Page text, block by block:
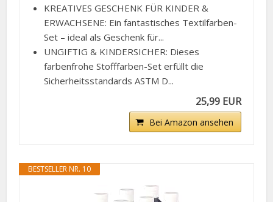
KREATIVES GESCHENK FÜR KINDER &
ERWACHSENE: Ein fantastisches Textilfarben-
Set – ideal als Geschenk für...
UNGIFTIG & KINDERSICHER: Dieses
farbenfrohe Stofffarben-Set erfüllt die
Sicherheitsstandards ASTM D...
25,99 EUR
Bei Amazon ansehen
BESTSELLER NR. 10